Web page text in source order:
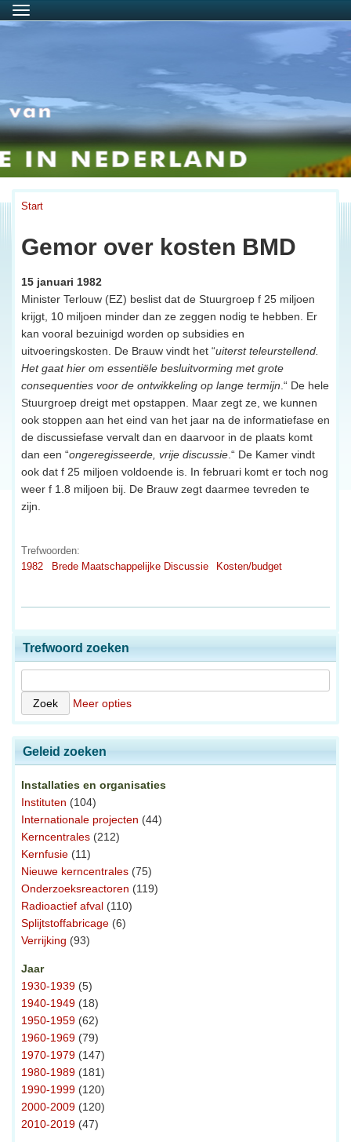
Menu
Start
Gemor over kosten BMD
15 januari 1982
Minister Terlouw (EZ) beslist dat de Stuurgroep f 25 miljoen
krijgt, 10 miljoen minder dan ze zeggen nodig te hebben. Er
kan vooral bezuinigd worden op subsidies en
uitvoeringskosten. De Brauw vindt het “uiterst teleurstellend.
Het gaat hier om essentiële besluitvorming met grote
consequenties voor de ontwikkeling op lange termijn .“ De hele
Stuurgroep dreigt met opstappen. Maar zegt ze, we kunnen
ook stoppen aan het eind van het jaar na de informatiefase en
de discussiefase vervalt dan en daarvoor in de plaats komt
dan een “ongeregisseerde, vrije discussie .“ De Kamer vindt
ook dat f 25 miljoen voldoende is. In februari komt er toch nog
weer f 1.8 miljoen bij. De Brauw zegt daarmee tevreden te
zijn.
Trefwoorden:
1982
Brede Maatschappelijke Discussie Kosten/budget
Trefwoord zoeken
Meer opties
Geleid zoeken
Installaties en organisaties
Instituten (104)
Internationale projecten (44)
Kerncentrales (212)
Kernfusie (11)
Nieuwe kerncentrales (75)
Onderzoeksreactoren (119)
Radioactief afval (110)
Splijtstoffabricage (6)
Verrijking (93)
Jaar
1930-1939 (5)
1940-1949 (18)
1950-1959 (62)
1960-1969 (79)
1970-1979 (147)
1980-1989 (181)
1990-1999 (120)
2000-2009 (120)
2010-2019 (47)